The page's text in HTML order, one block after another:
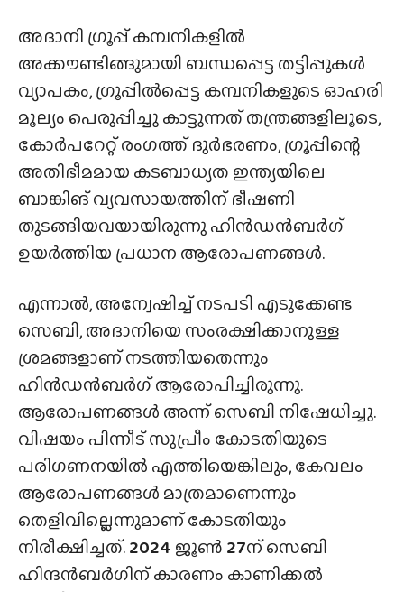
അദാനി ഗ്രൂപ്പ് കമ്പനികളിൽ
അക്കൗണ്ടിങ്ങുമായി ബന്ധപ്പെട്ട തട്ടിപ്പുകൾ
വ്യാപകം, ഗ്രൂപ്പിൽപ്പെട്ട കമ്പനികളുടെ ഓഹരി
മൂല്യം പെരുപ്പിച്ചു കാട്ടുന്നത് തന്ത്രങ്ങളിലൂടെ,
കോർപറേറ്റ് രംഗത്ത് ദുർഭരണം, ഗ്രൂപ്പിന്റെ
അതിഭീമമായ കടബാധ്യത ഇന്ത്യയിലെ
ബാങ്കിങ് വ്യവസായത്തിന് ഭീഷണി
തുടങ്ങിയവയായിരുന്നു ഹിൻഡൻബർഗ്
ഉയർത്തിയ പ്രധാന ആരോപണങ്ങൾ.
എന്നാൽ, അന്വേഷിച്ച് നടപടി എടുക്കേണ്ട
സെബി, അദാനിയെ സംരക്ഷിക്കാനുള്ള
ശ്രമങ്ങളാണ് നടത്തിയതെന്നും
ഹിൻഡൻബർഗ് ആരോപിച്ചിരുന്നു.
ആരോപണങ്ങൾ അന്ന് സെബി നിഷേധിച്ചു.
വിഷയം പിന്നീട് സുപ്രീം കോടതിയുടെ
പരിഗണനയിൽ എത്തിയെങ്കിലും, കേവലം
ആരോപണങ്ങൾ മാത്രമാണെന്നും
തെളിവില്ലെന്നുമാണ് കോടതിയും
നിരീക്ഷിച്ചത്.2024 ജൂൺ 27ന് സെബി
ഹിന്ദൻബർഗിന് കാരണം കാണിക്കൽ